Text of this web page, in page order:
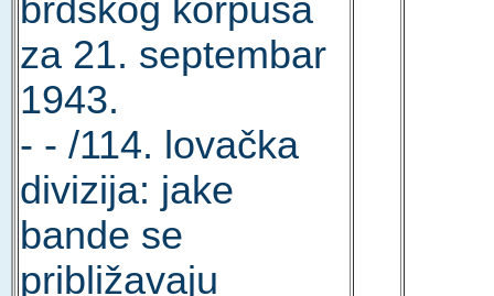
brdskog korpusa
za 21. septembar
1943.
- - /114. lovačka
divizija: jake
bande se
približavaju